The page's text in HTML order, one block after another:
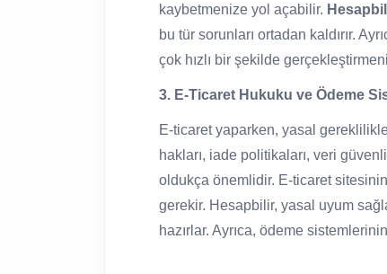
kaybetmenize yol açabilir.
bu tür sorunları ortadan kaldırır.
çok hızlı bir şekilde
3. E-Ticaret Hukuku ve Ödeme
E-ticaret yaparken, yasal
hakları, iade politikaları, veri
oldukça önemlidir. E-ticaret
gerekir. Hesapbilir, yasal uyum
hazırlar. Ayrıca, ödeme